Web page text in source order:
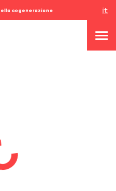
cogenerazione it